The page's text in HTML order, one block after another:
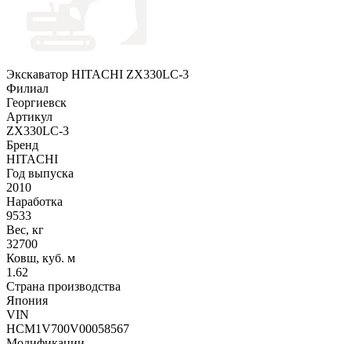
Экскаватор HITACHI ZX330LC-3
Филиал
Георгиевск
Артикул
ZX330LC-3
Бренд
HITACHI
Год выпуска
2010
Наработка
9533
Вес, кг
32700
Ковш, куб. м
1.62
Страна производства
Япония
VIN
HCM1V700V00058567